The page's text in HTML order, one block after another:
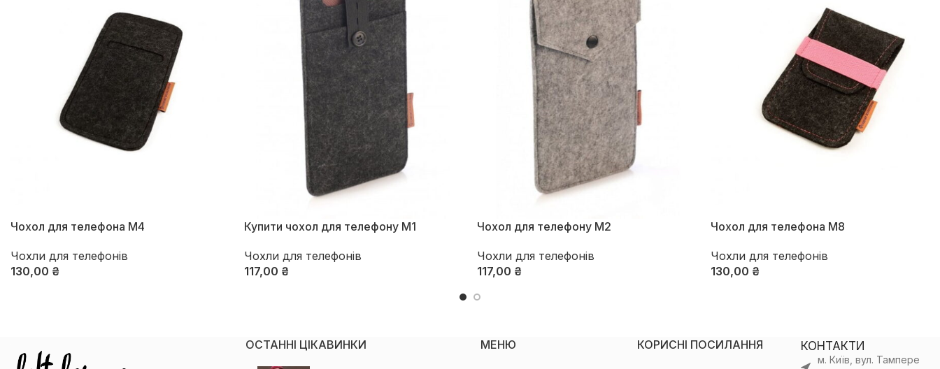
Чохол для телефона М4
Чохли для телефонів
130,00 ₴
Купити чохол для телефону М1
Чохли для телефонів
117,00 ₴
Чохол для телефону М2
Чохли для телефонів
117,00 ₴
Чохол для телефона М8
Чохли для телефонів
130,00 ₴
ОСТАННІ ЦІКАВИНКИ МЕНЮ КОРИСНІ ПОСИЛАННЯ КОНТАКТИ
м. Київ, вул. Тампере